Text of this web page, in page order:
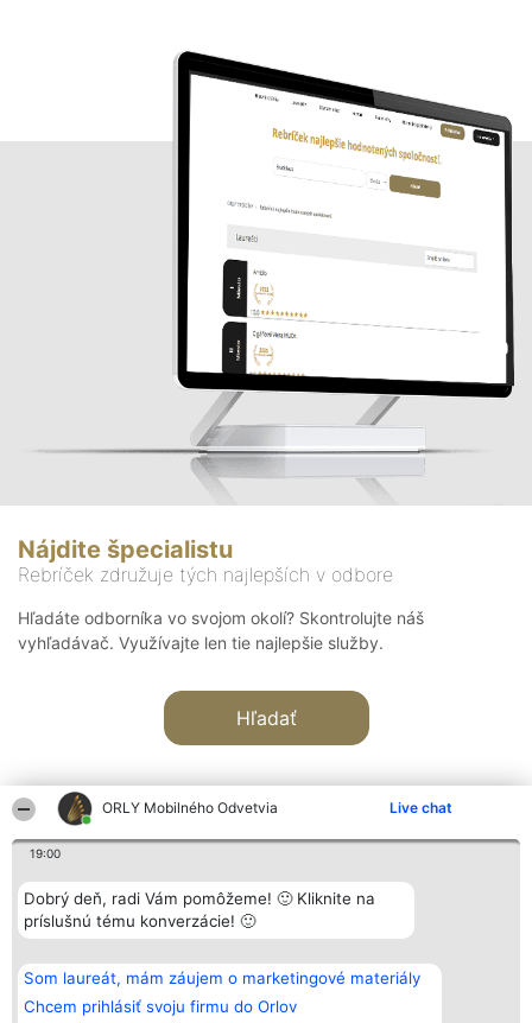
ORLY Mobilného Odvetvia Live chat
19:00
Dobrý deň, radi Vám pomôžeme! 🙂 Kliknite na
príslušnú tému konverzácie! 🙂
Som laureát, mám záujem o marketingové materiály
Chcem prihlásiť svoju firmu do Orlov
Nájdite špecialistu
Rebríček združuje tých najlepších v odbore
Hľadáte odborníka vo svojom okolí? Skontrolujte náš
vyhľadávač. Využívajte len tie najlepšie služby.
Hľadať
Organizátor hodnotenia
Bright Side Solutions sp. z o.
o. sp. k.
Wrocław 50-079
KRS 0000749100 | Regon
381313360 | NIP 8943132676
+48 508 492 400
Hodnotenie
Laureáti
Lista
Laureatów
Podmienky
Obchodné
podmienky
Kontakt
Kontakt